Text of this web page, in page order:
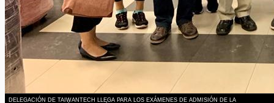
DELEGACIÓN DE TAIWANTECH LLEGA PARA LOS EXÁMENES DE ADMISIÓN DE LA